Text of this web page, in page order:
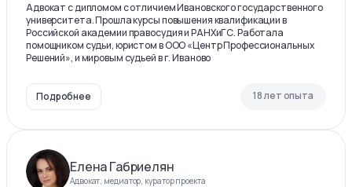
Адвокат с дипломом с отличием Ивановского государственного
университета. Прошла курсы повышения квалификации в
Российской академии правосудия и РАНХиГС. Работала
помощником судьи, юристом в ООО «Центр Профессиональных
Решений», и мировым судьей в г. Иваново
Подробнее 18 лет опыта
Елена Габриелян
Адвокат, медиатор, куратор проекта